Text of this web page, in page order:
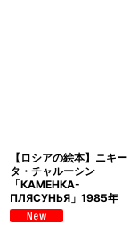
【ロシアの絵本】ニキー
タ・チャルーシン
「КАМЕНКА-
ПЛЯСУНЬЯ」1985年